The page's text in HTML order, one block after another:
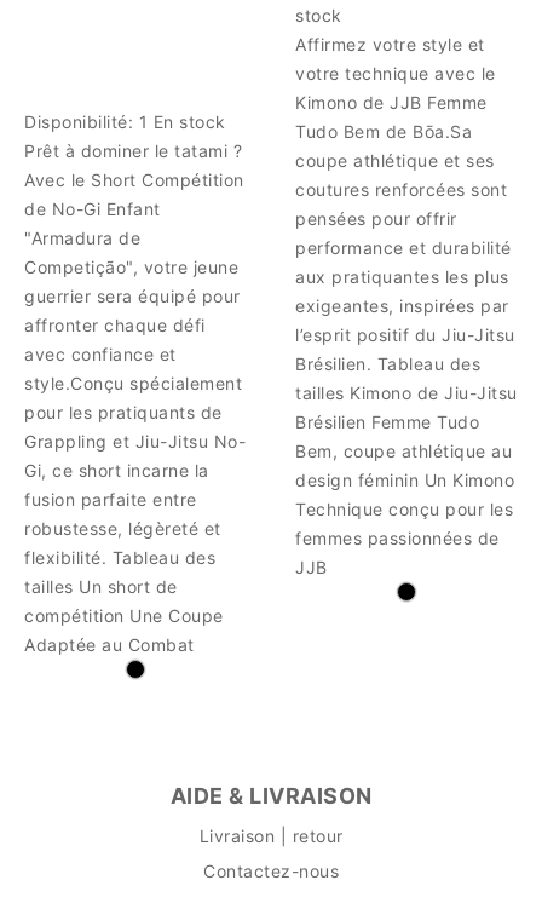
Disponibilité: 1 En stock
Prêt à dominer le tatami ?
Avec le Short Compétition
de No-Gi Enfant
"Armadura de
Competição", votre jeune
guerrier sera équipé pour
affronter chaque défi
avec confiance et
style.Conçu spécialement
pour les pratiquants de
Grappling et Jiu-Jitsu No-
Gi, ce short incarne la
fusion parfaite entre
robustesse, légèreté et
flexibilité. Tableau des
tailles Un short de
compétition Une Coupe
Adaptée au Combat
stock
Affirmez votre style et
votre technique avec le
Kimono de JJB Femme
Tudo Bem de Bōa.Sa
coupe athlétique et ses
coutures renforcées sont
pensées pour offrir
performance et durabilité
aux pratiquantes les plus
exigeantes, inspirées par
l’esprit positif du Jiu-Jitsu
Brésilien. Tableau des
tailles Kimono de Jiu-Jitsu
Brésilien Femme Tudo
Bem, coupe athlétique au
design féminin Un Kimono
Technique conçu pour les
femmes passionnées de
JJB
AIDE & LIVRAISON
Livraison | retour
Contactez-nous